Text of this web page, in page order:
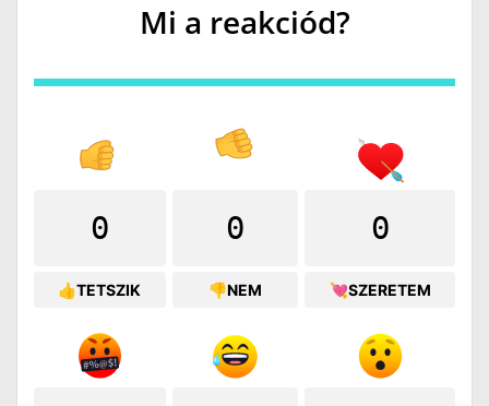
Mi a reakciód?
0
👍TETSZIK
0
👎NEM
0
💘SZERETEM